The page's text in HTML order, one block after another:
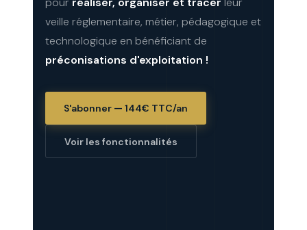
veille réglementaire, métier, pédagogique et
technologique en bénéficiant de
préconisations d'exploitation !
S'abonner — 144€ TTC/an
Voir les fonctionnalités